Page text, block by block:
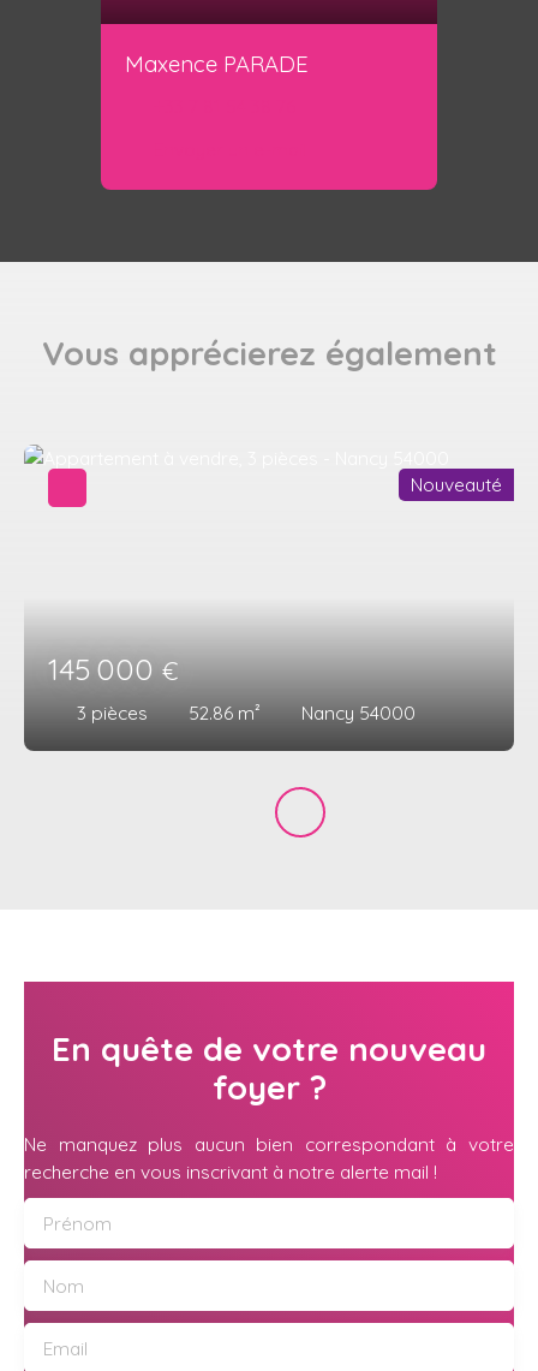
Maxence PARADE
Vous apprécierez également
145 000€
3 pièces 52.86 m² Nancy 54000
Nouveauté
En quête de votre nouveau
foyer ?
Ne manquez plus aucun bien correspondant à votre
recherche en vous inscrivant à notre alerte mail !
Prénom
Nom
Email